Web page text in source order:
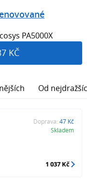
PA5000X
KČ
Od
Doprava: 47 Kč
Skladem
1 037 Kč